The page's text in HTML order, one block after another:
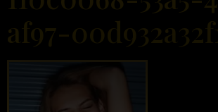
af97-00d932a32f17